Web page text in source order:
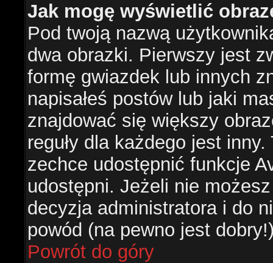
Jak mogę wyświetlić
Pod twoją nazwą
dwa obrazki. Pierwszy jest
formę gwiazdek lub innych
napisałeś postów lub jaki
znajdować się większy
reguły dla każdego jest
zechce udostępnić funkcje
udostępni. Jeżeli nie
decyzja administratora i do
powód (na pewno jest
Powrót do góry